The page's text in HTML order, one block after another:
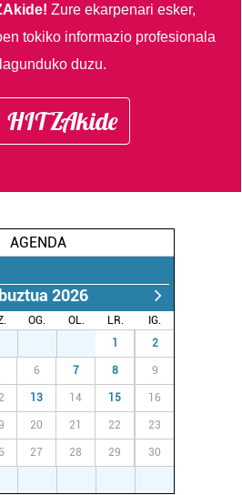
Zure ekarpenari esker,
tokiko informazio profesionala
duzu.
HITZAkide
AGENDA
2026
OG. OL. LR.
IG.
1 2
6 7 8 9
13 14 15 16
20 21 22 23
27 28 29 30